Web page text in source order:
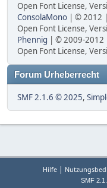
Open Font License,
ConsolaMono | © 2012
Open Font License,
Phennig | © 2009-2012
Open Font License,
Forum Urheberrecht
SMF 2.1.6 © 2025,
Hilfe |
SMF